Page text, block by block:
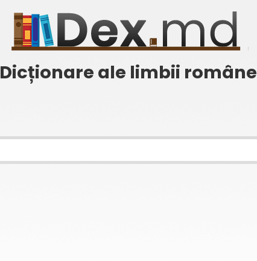
Dicționare ale limbii române